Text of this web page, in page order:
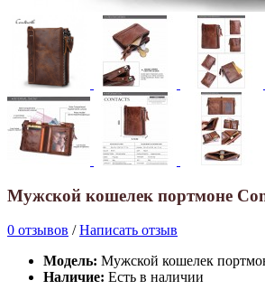
Мужской кошелек портмоне
0 отзывов /Написать отзыв
Модель: Мужской кошелек
Наличие: Есть в наличии